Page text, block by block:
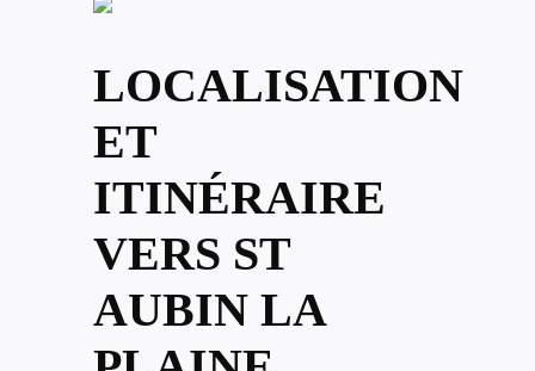
LOCALISATION
ET
ITINÉRAIRE
VERS ST
AUBIN LA